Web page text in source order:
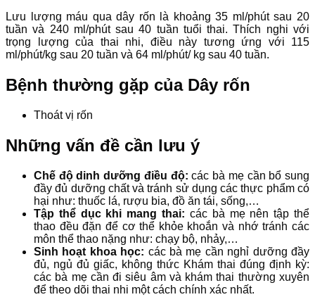
Lưu lượng máu qua dây rốn là khoảng 35 ml/phút sau 20
tuần và 240 ml/phút sau 40 tuần tuổi thai. Thích nghi với
trọng lượng của thai nhi, điều này tương ứng với 115
ml/phút/kg sau 20 tuần và 64 ml/phút/ kg sau 40 tuần.
Bệnh thường gặp của Dây rốn
Thoát vị rốn
Những vấn đề cần lưu ý
Chế độ dinh dưỡng điều độ:các bà mẹ cần bổ sung
đầy đủ dưỡng chất và tránh sử dụng các thực phẩm có
hại như: thuốc lá, rượu bia, đồ ăn tái, sống,…
Tập thể dục khi mang thai: các bà mẹ nên tập thể
thao đều đặn để cơ thể khỏe khoắn và nhớ tránh các
môn thể thao nặng như: chạy bộ, nhảy,…
Sinh hoạt khoa học: các bà mẹ cần nghỉ dưỡng đầy
đủ, ngủ đủ giấc, không thức Khám thai đúng định kỳ:
các bà mẹ cần đi siêu âm và khám thai thường xuyên
để theo dõi thai nhi một cách chính xác nhất.